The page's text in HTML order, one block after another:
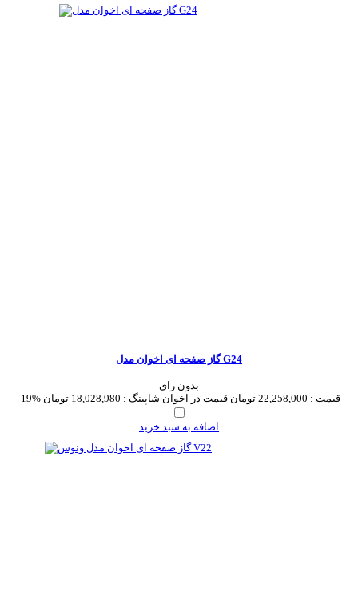
گاز صفحه ای اخوان مدل G24
بدون رای
-19%
قیمت : 22,258,000 تومان قیمت در اخوان شاپینگ : 18,028,980 تومان
اضافه به سبد خرید